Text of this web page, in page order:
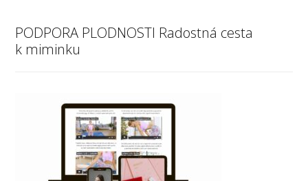
PODPORA PLODNOSTI Radostná cesta
k miminku